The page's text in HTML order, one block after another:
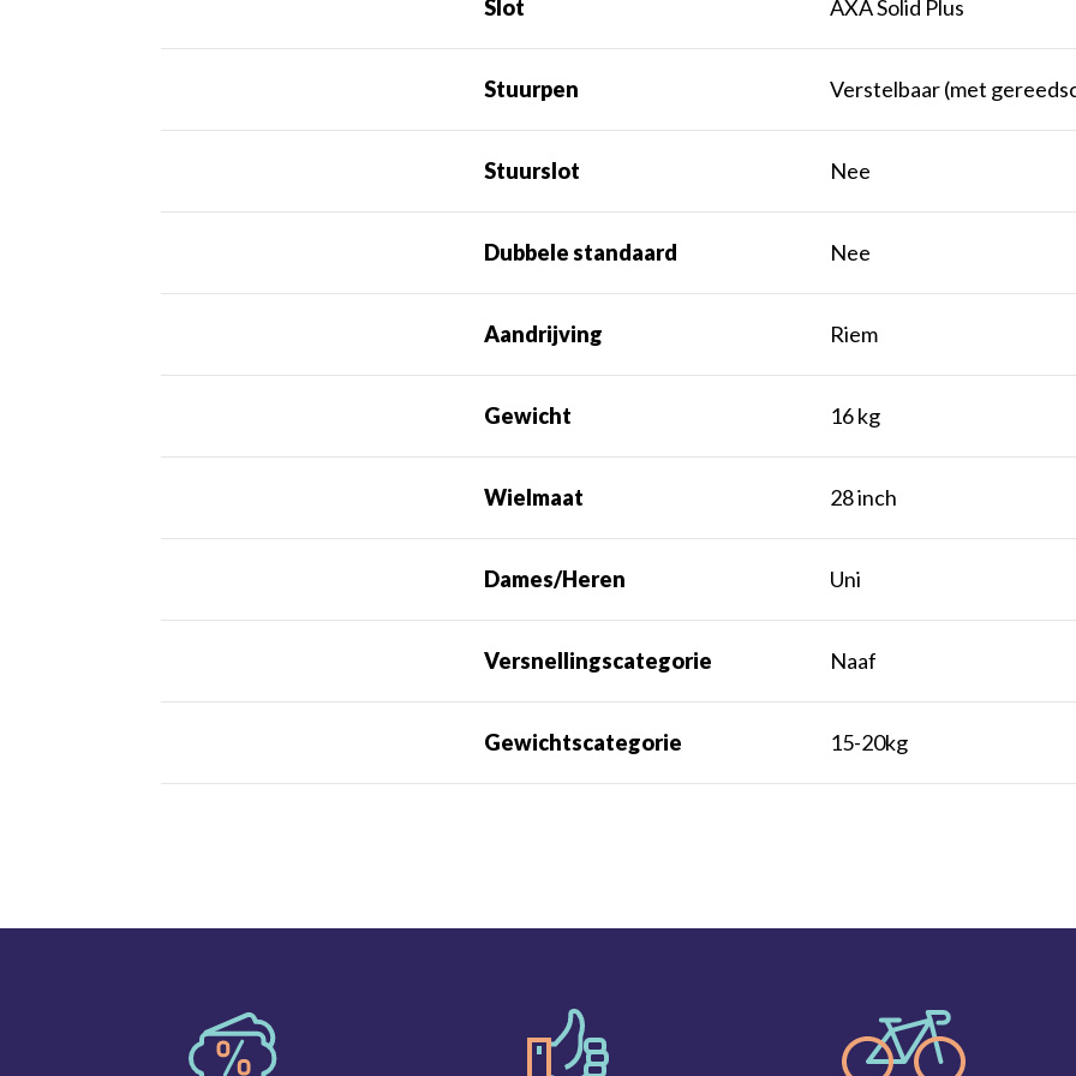
Slot AXA Solid Plus
Stuurpen Verstelbaar (met
Stuurslot Nee
Dubbele standaard Nee
Aandrijving Riem
Gewicht 16 kg
Wielmaat 28 inch
Dames/Heren Uni
Versnellingscategorie Naaf
Gewichtscategorie 15-20kg